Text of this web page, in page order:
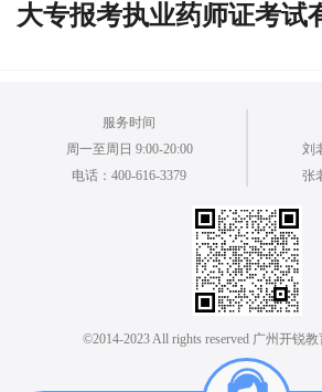
大专报考执业药师证考试
服务时间
周一至周日 9:00-20:00
电话：400-616-3379
刘
张
©2014-2023 All rights reserved 广州开锐